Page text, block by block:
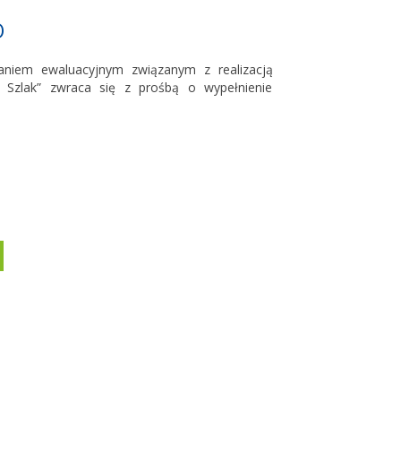
ewaluacyjnym związanym z realizacją
zwraca się z prośbą o wypełnienie